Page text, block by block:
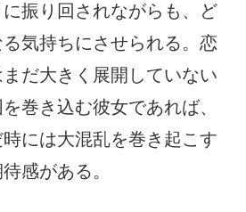
振り回されながらも、ど
気持ちにさせられる。恋
だ大きく展開していない
巻き込む彼女であれば、
には大混乱を巻き起こす
感がある。